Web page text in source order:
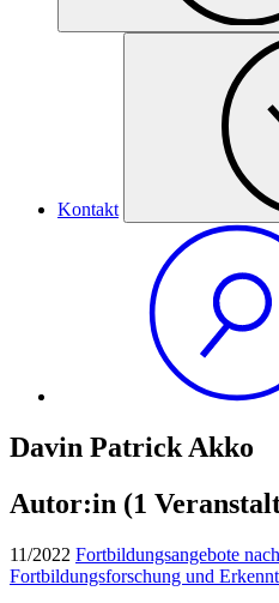
Kontakt
Davin Patrick Akko
Autor:in (1
11/2022 Fortbildungsangebote
Fortbildungsforschung und